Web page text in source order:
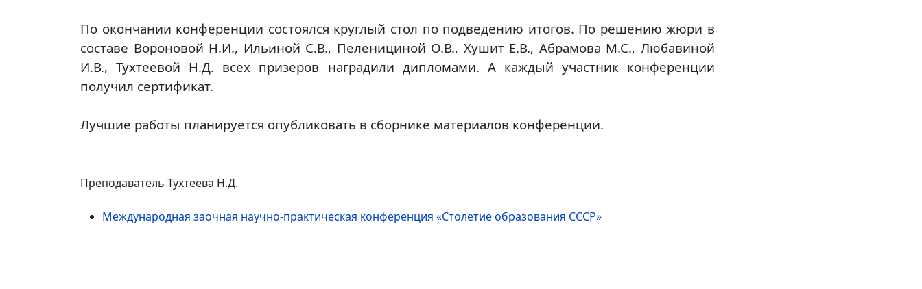
По окончании конференции состоялся круглый стол по подведению итогов. По решению жюри в
составе Вороновой Н.И., Ильиной С.В., Пеленициной О.В., Хушит Е.В., Абрамова М.С., Любавиной
И.В., Тухтеевой Н.Д. всех призеров наградили дипломами. А каждый участник конференции
получил сертификат.
Лучшие работы планируется опубликовать в сборнике материалов конференции.
Преподаватель Тухтеева Н.Д.
Международная заочная научно-практическая конференция «Столетие образования СССР»